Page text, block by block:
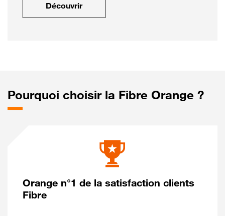
Découvrir
Pourquoi choisir la Fibre Orange ?
Orange n°1 de la satisfaction clients
Fibre